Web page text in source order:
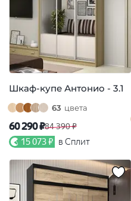
Шкаф-купе Антонио - 3.1
63 цвета
60 290 ₽84 390 ₽
15 073 ₽ в Сплит